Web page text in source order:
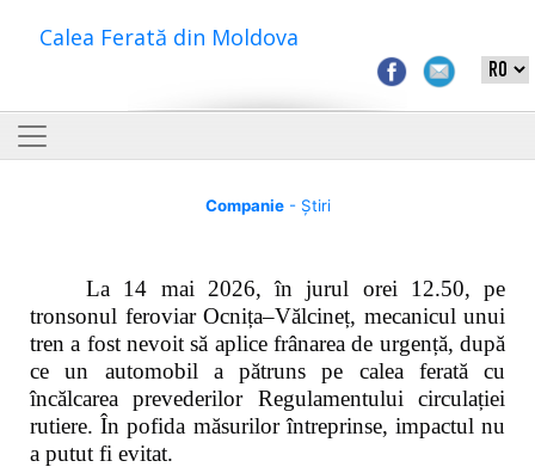
Calea Ferată din Moldova
Companie- Știri
La 14 mai 2026, în jurul orei 12.50, pe
tronsonul feroviar Ocnița–Vălcineț, mecanicul unui
tren a fost nevoit să aplice frânarea de urgență, după
ce un automobil a pătruns pe calea ferată cu
încălcarea prevederilor Regulamentului circulației
rutiere. În pofida măsurilor întreprinse, impactul nu
a putut fi evitat.